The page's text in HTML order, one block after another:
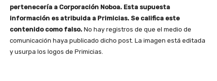
pertenecería a Corporación Noboa. Esta supuesta
información es atribuida a Primicias. Se califica este
contenido como falso. No hay registros de que el medio de
comunicación haya publicado dicho post. La imagen está editada
y usurpa los logos de Primicias.